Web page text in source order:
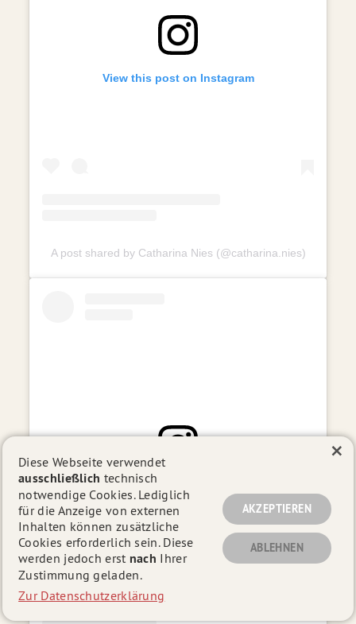
View this post on Instagram
A post shared by Catharina Nies (@catharina.nies)
View this post on Instagram
Diese Webseite verwendet
ausschließlich technisch
notwendige Cookies. Lediglich
für die Anzeige von externen
Inhalten können zusätzliche
Cookies erforderlich sein. Diese
werden jedoch erst nach Ihrer
Zustimmung geladen.
Zur Datenschutzerklärung
AKZEPTIEREN
ABLEHNEN
×